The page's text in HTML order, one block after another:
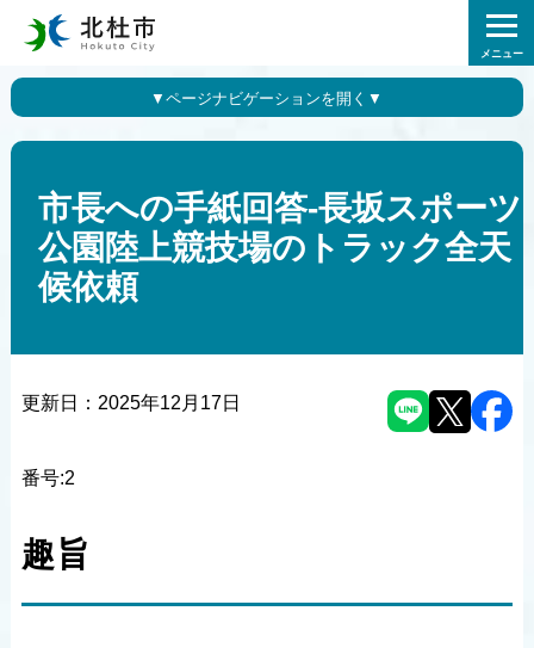
メニュー
市長への手紙回答-長坂スポーツ
公園陸上競技場のトラック全天
候依頼
更新日： 2025年12月17日
番号:2
趣旨